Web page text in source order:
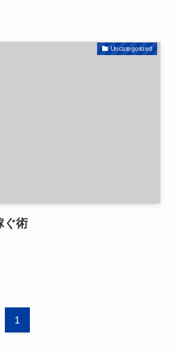
Uncategorized
ぐ術
1